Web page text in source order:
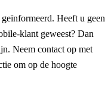
Heeft u geen
klant geweest? Dan
Neem contact op met
om op de hoogte